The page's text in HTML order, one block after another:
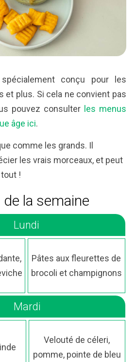
conçu pour les
et plus. Si cela ne convient pas
pouvez consulter les menus
âge ici.
comme les grands. Il
les vrais morceaux, et peut
!
de la semaine
Lundi
Pâtes aux fleurettes de
brocoli et champignons
Mardi
Velouté de céleri,
pomme, pointe de bleu